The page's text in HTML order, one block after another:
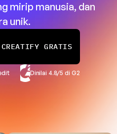
mirip manusia, dan
unik.
CREATIFY GRATIS
Dinilai 4.8/5 di G2